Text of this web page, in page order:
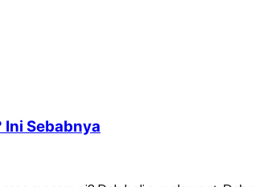
Ini Sebabnya